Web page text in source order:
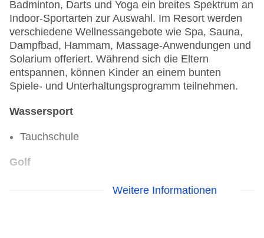
Badminton, Darts und Yoga ein breites Spektrum an
Indoor-Sportarten zur Auswahl. Im Resort werden
verschiedene Wellnessangebote wie Spa, Sauna,
Dampfbad, Hammam, Massage-Anwendungen und
Solarium offeriert. Während sich die Eltern
entspannen, können Kinder an einem bunten
Spiele- und Unterhaltungsprogramm teilnehmen.
Wassersport
Tauchschule
Golf
Weitere Informationen